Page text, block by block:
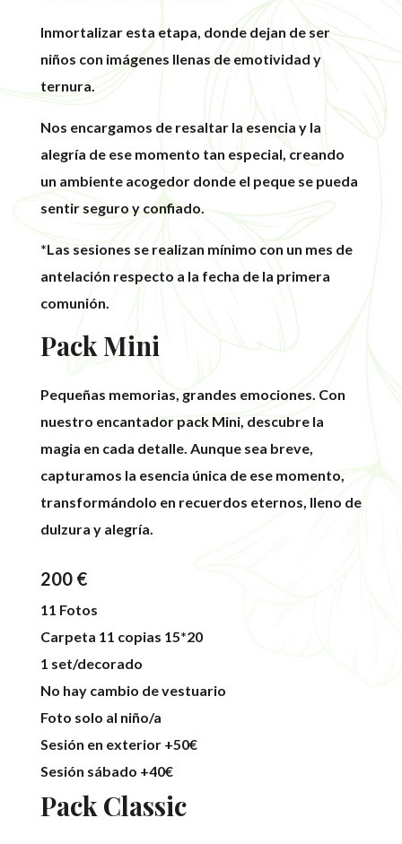
Inmortalizar esta etapa, donde dejan de ser
niños con imágenes llenas de emotividad y
ternura.
Nos encargamos de resaltar la esencia y la
alegría de ese momento tan especial, creando
un ambiente acogedor donde el peque se pueda
sentir seguro y confiado.
*Las sesiones se realizan mínimo con un mes de
antelación respecto a la fecha de la primera
comunión.
Pack Mini
Pequeñas memorias, grandes emociones. Con
nuestro encantador pack Mini, descubre la
magia en cada detalle. Aunque sea breve,
capturamos la esencia única de ese momento,
transformándolo en recuerdos eternos, lleno de
dulzura y alegría.
200 €
11 Fotos
Carpeta 11 copias 15*20
1 set/decorado
No hay cambio de vestuario
Foto solo al niño/a
Sesión en exterior +50€
Sesión sábado +40€
Pack Classic